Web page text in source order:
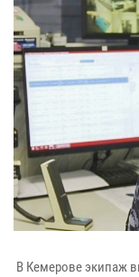
В Кемерове экипаж